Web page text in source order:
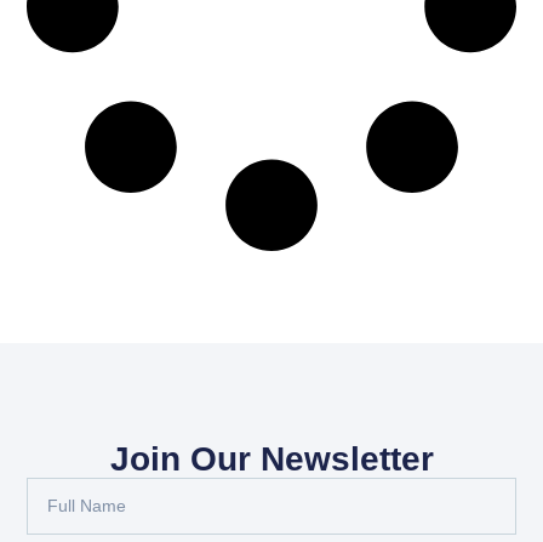
Join Our Newsletter